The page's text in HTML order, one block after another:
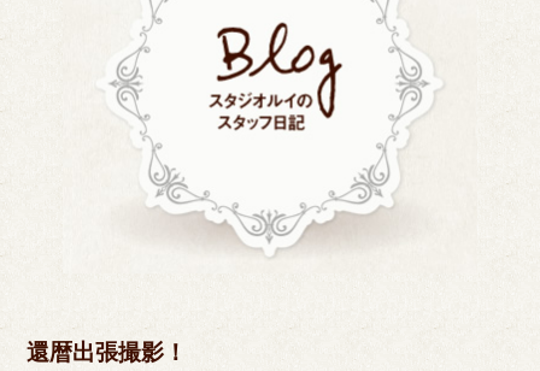
還暦出張撮影！